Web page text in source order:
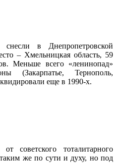
в Днепропетровской
– Хмельницкая область, 59
Меньше всего «ленинопад»
(Закарпатье, Тернополь,
еще в 1990-х.
советского тоталитарного
же по сути и духу, но под